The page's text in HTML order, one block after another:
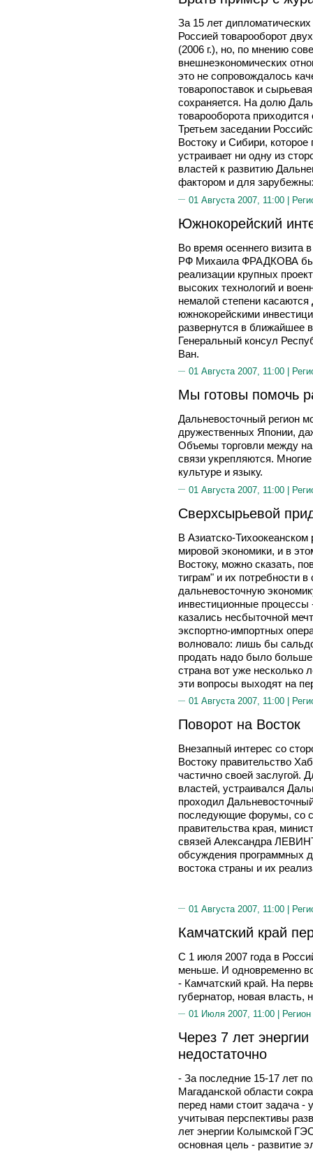
За 15 лет
Россией товарооборот
(2006 г.), но, по мнению
внешнеэкономических
это не сопровождалось
товаропоставок и
сохраняется. На долю
товарооборота
Третьем заседании
Востоку и Сибири,
устраивает ни одну из
властей к развитию
фактором и для
01 Августа 2007, 11:00 |
Южнокорейский
Во время осеннего визита
РФ Михаила ФРАДКОВА
реализации крупных
высоких технологий и
немалой степени
южнокорейскими
развернутся в ближайшее
Генеральный консул
Ван.
01 Августа 2007, 11:00 |
Мы готовы помочь
Дальневосточный регион
дружественных Японии,
Объемы торговли между
связи укрепляются.
культуре и языку.
01 Августа 2007, 11:00 |
Сверхсырьевой
В Азиатско-
мировой экономики, и в
Востоку, можно сказать,
тиграм" и их потребности
дальневосточную
инвестиционные процессы
казались несбыточной
экспортно-импортных
волновало: лишь бы
продать надо было
страна вот уже несколько
эти вопросы выходят на
01 Августа 2007, 11:00 |
Поворот на Восток
Внезапный интерес со
Востоку правительство
частично своей заслугой.
властей, устраивался
проходил
последующие форумы, со
правительства края,
связей Александра
обсуждения программных
востока страны и их
01 Августа 2007, 11:00 |
Камчатский край
С 1 июля 2007 года в
меньше. И одновременно
- Камчатский край. На
губернатор, новая власть,
01 Июля 2007, 11:00 |
Через 7 лет
недостаточно
- За последние 15-17 лет
Магаданской области
перед нами стоит задача -
учитывая перспективы
лет энергии Колымской
основная цель - развитие